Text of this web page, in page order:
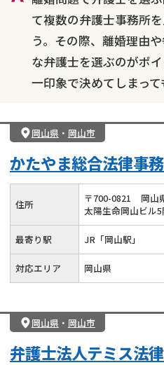
て複数の弁護士事務所
う。その際、離婚理由
な弁護士を選ぶのがポ
一印象で決めてしまって
岡山県 ・ 岡山市
かたやま総合法律事
住所 〒700-0821
岡山
太陽生命岡山ビル
最寄り駅 JR「岡山駅」
対応エリア 岡山県
岡山県 ・ 岡山市
弁護士法人テミス法